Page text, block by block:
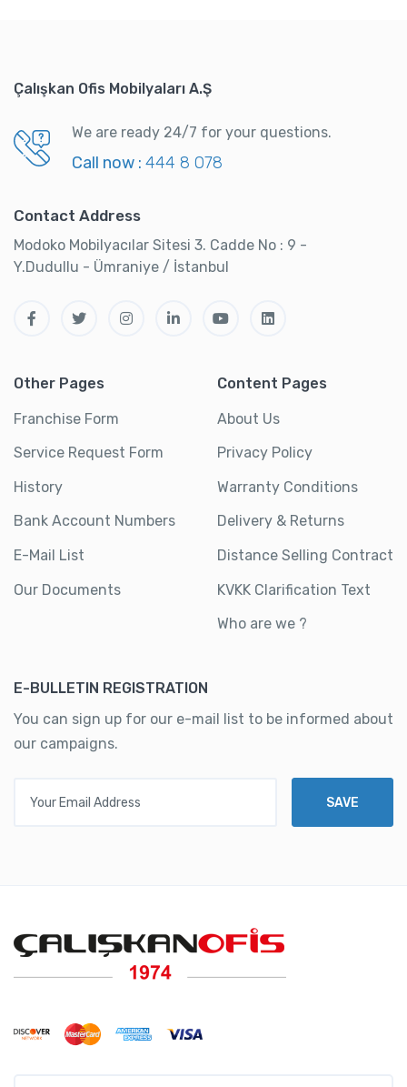
Çalışkan Ofis Mobilyaları A.Ş
We are ready 24/7 for your questions.
Call now : 444 8 078
Contact Address
Modoko Mobilyacılar Sitesi 3. Cadde No : 9 -
Y.Dudullu - Ümraniye / İstanbul
Other Pages
Franchise Form
Service Request Form
History
Bank Account Numbers
E-Mail List
Our Documents
Content Pages
About Us
Privacy Policy
Warranty Conditions
Delivery & Returns
Distance Selling Contract
KVKK Clarification Text
Who are we ?
E-BULLETIN REGISTRATION
You can sign up for our e-mail list to be informed about
our campaigns.
SAVE